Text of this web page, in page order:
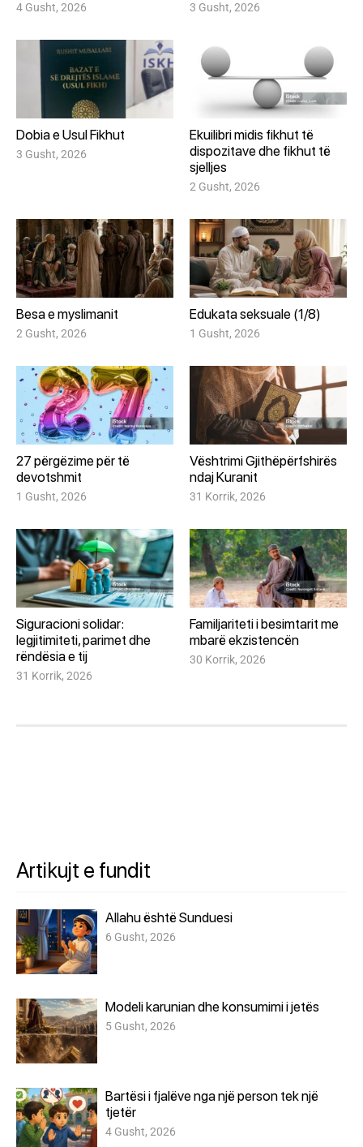
4 Gusht, 2026 3 Gusht, 2026
Dobia e Usul Fikhut
3 Gusht, 2026
Ekuilibri midis fikhut të
dispozitave dhe fikhut të
sjelljes
2 Gusht, 2026
Besa e myslimanit
2 Gusht, 2026
Edukata seksuale (1/8)
1 Gusht, 2026
27 përgëzime për të
devotshmit
1 Gusht, 2026
Vështrimi Gjithëpërfshirës
ndaj Kuranit
31 Korrik, 2026
Siguracioni solidar:
legjitimiteti, parimet dhe
rëndësia e tij
31 Korrik, 2026
Familjariteti i besimtarit me
mbarë ekzistencën
30 Korrik, 2026
Artikujt e fundit
Allahu është Sunduesi
6 Gusht, 2026
Modeli karunian dhe konsumimi i jetës
5 Gusht, 2026
Bartësi i fjalëve nga një person tek një
tjetër
4 Gusht, 2026